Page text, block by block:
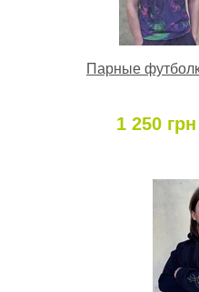
Парные
1 250 грн